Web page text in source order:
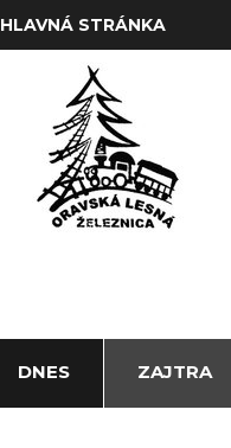
HLAVNÁ STRÁNKA
DNES ZAJTRA